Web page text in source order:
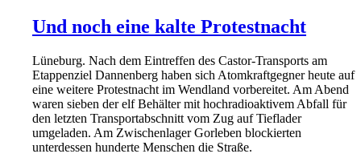
Und noch eine kalte Protestnacht
Lüneburg. Nach dem Eintreffen des Castor-Transports am
Etappenziel Dannenberg haben sich Atomkraftgegner heute auf
eine weitere Protestnacht im Wendland vorbereitet. Am Abend
waren sieben der elf Behälter mit hochradioaktivem Abfall für
den letzten Transportabschnitt vom Zug auf Tieflader
umgeladen. Am Zwischenlager Gorleben blockierten
unterdessen hunderte Menschen die Straße.